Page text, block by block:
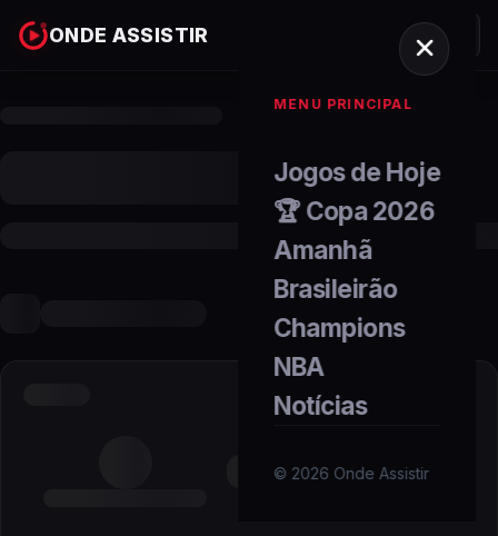
ONDE ASSISTIR
MENU PRINCIPAL
Jogos de Hoje
🏆 Copa 2026
Amanhã
Brasileirão
Champions
NBA
Notícias
© 2026 Onde Assistir